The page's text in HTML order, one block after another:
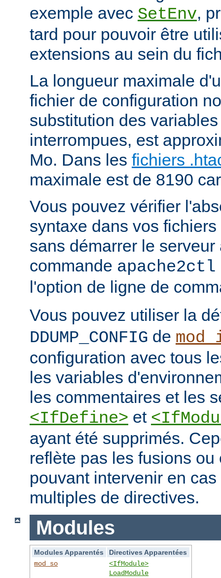
exemple avec SetEnv,
tard pour pouvoir être
extensions au sein du
La longueur maximale
fichier de configuration
substitution des
interrompues, est
Mo. Dans les fichiers
maximale est de 8190
Vous pouvez vérifier
syntaxe dans vos
sans démarrer le
commande
l'option de ligne de
Vous pouvez utiliser la
DDUMP_CONFIG de
configuration avec tous
les variables
les commentaires et les
<IfDefine> et
ayant été supprimés.
reflète pas les fusions ou
pouvant intervenir en
multiples de directives.
Modules
Modules Apparentés
Directives Apparentées
mod_so
<IfModule>
LoadModule